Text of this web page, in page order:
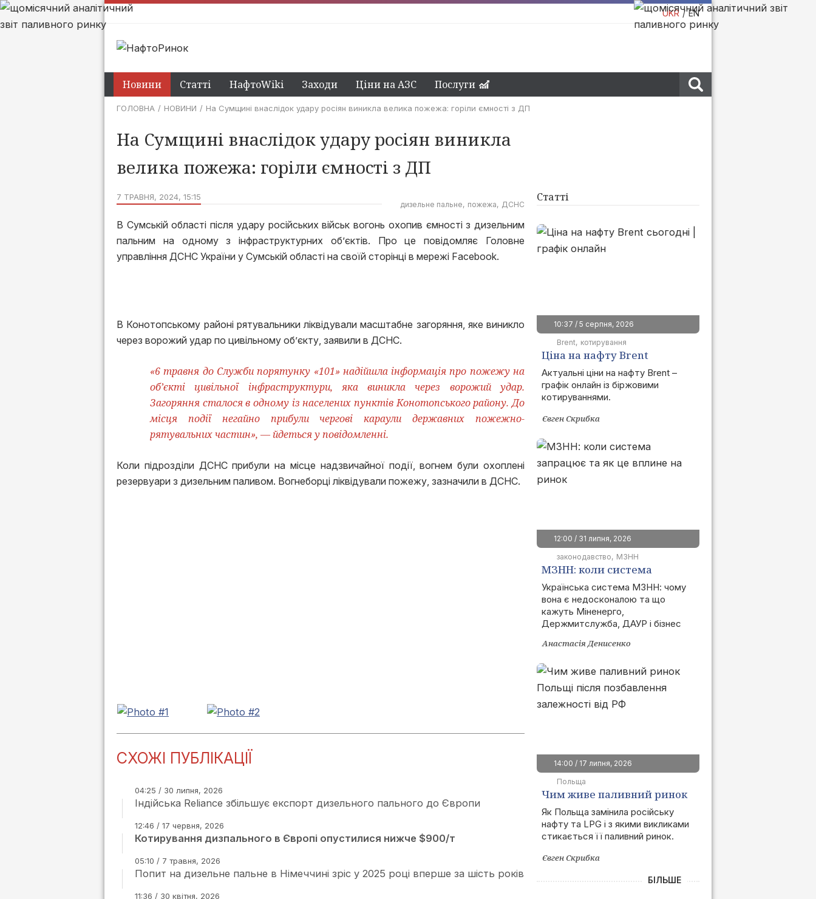
UKR EN
Новини Статті НафтоWiki Заходи Ціни на АЗС Послуги
ГОЛОВНА НОВИНИ На Сумщині внаслідок удару росіян виникла велика пожежа: горіли ємності з ДП
На Сумщині внаслідок удару росіян виникла
велика пожежа: горіли ємності з ДП
7 ТРАВНЯ, 2024, 15:15
дизельне пальне пожежа ДСНС
В Сумській області після удару російських військ вогонь охопив ємності з дизельним
пальним на одному з інфраструктурних об’єктів. Про це повідомляє Головне
управління ДСНС України у Сумській області на своїй сторінці в мережі Facebook.
В Конотопському районі рятувальники ліквідували масштабне загоряння, яке виникло
через ворожий удар по цивільному об’єкту, заявили в ДСНС.
«6 травня до Служби порятунку «101» надійшла інформація про пожежу на
об’єкті цивільної інфраструктури, яка виникла через ворожий удар.
Загоряння сталося в одному із населених пунктів Конотопського району. До
місця події негайно прибули чергові караули державних пожежно-
рятувальних частин», — йдеться у повідомленні.
Коли підрозділи ДСНС прибули на місце надзвичайної події, вогнем були охоплені
резервуари з дизельним паливом. Вогнеборці ліквідували пожежу, зазначили в ДСНС.
СХОЖІ ПУБЛІКАЦІЇ
04:25 / 30 липня, 2026
Індійська Reliance збільшує експорт дизельного пального до Європи
12:46 / 17 червня, 2026
Котирування дизпального в Європі опустилися нижче $900/т
05:10 / 7 травня, 2026
Попит на дизельне пальне в Німеччині зріс у 2025 році вперше за шість років
11:36 / 30 квітня, 2026
Статті
10:37 / 5 серпня, 2026
Brent котирування
Ціна на нафту Brent
сьогодні | графік онлайн
Актуальні ціни на нафту Brent –
графік онлайн із біржовими
котируваннями.
Євген Скрибка
12:00 / 31 липня, 2026
законодавство
МЗНН
МЗНН: коли система
запрацює та як це вплине
на ринок
Українська система МЗНН: чому
вона є недосконалою та що
кажуть Міненерго,
Держмитслужба, ДАУР і бізнес
Анастасія Денисенко
14:00 / 17 липня, 2026
Польща
Чим живе паливний ринок
Польщі після позбавлення
залежності від РФ
Як Польща замінила російську
нафту та LPG і з якими викликами
стикається її паливний ринок.
Євген Скрибка
БІЛЬШЕ